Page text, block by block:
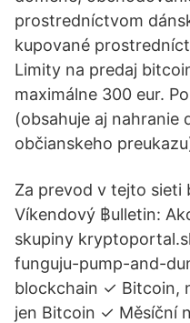
prostredníctvom
kupované
Limity na predaj
maximálne 300 eur.
(obsahuje aj nahranie
občianskeho
Za prevod v tejto sieti
Víkendový ฿ulletin:
skupiny
funguju-pump-and-
blockchain ✓ Bitcoin,
jen Bitcoin ✓ Měsíční